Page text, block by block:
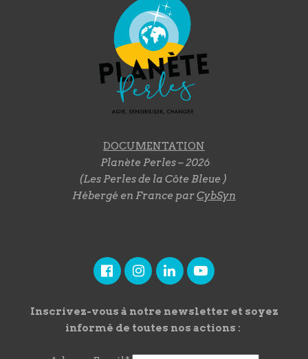
DOCUMENTATION
Planète Perles – 2026
(Les Perles de la Côte Bleue )
Hébergé en France parCybSyn
Inscrivez-vous à notre newsletter et soyez
informé de toutes nos actions :